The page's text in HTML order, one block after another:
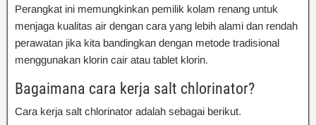
Perangkat ini memungkinkan pemilik kolam renang untuk
menjaga kualitas air dengan cara yang lebih alami dan rendah
perawatan jika kita bandingkan dengan metode tradisional
menggunakan klorin cair atau tablet klorin.
Bagaimana cara kerja salt chlorinator?
Cara kerja salt chlorinator adalah sebagai berikut.